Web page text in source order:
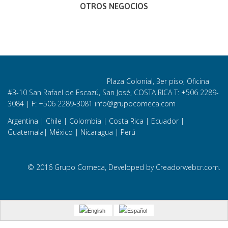
OTROS NEGOCIOS
Plaza Colonial, 3er piso, Oficina
#3-10 San Rafael de Escazú, San José, COSTA RICA T: +506 2289-
3084 | F: +506 2289-3081 info@grupocomeca.com
Argentina | Chile | Colombia | Costa Rica | Ecuador|
Guatemala | México | Nicaragua | Perú
© 2016 Grupo Comeca, Developed by Creadorwebcr.com.